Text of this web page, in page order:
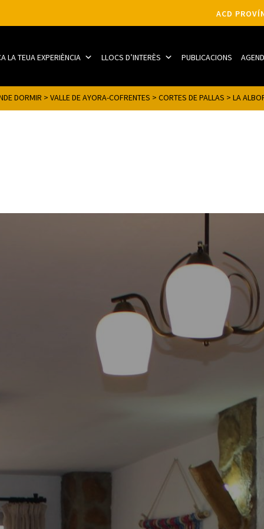
ACD
LA TEUA EXPERIÈNCIA LLOCS D’INTERÈS PUBLICACIONS
DORMIR >VALLE DE AYORA-COFRENTES >CORTES DE PALLAS >LA